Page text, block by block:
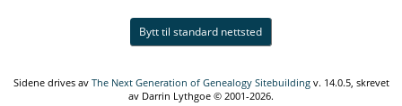
Bytt til standard nettsted
Sidene drives av The Next Generation of Genealogy Sitebuildingv. 14.0.5, skrevet
av Darrin Lythgoe © 2001-2026.